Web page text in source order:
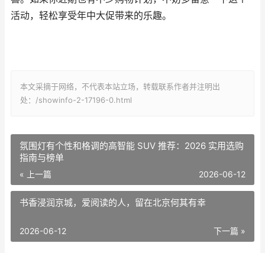
活动，轻松享受年中大促带来的乐趣。
本文采摘于网络，不代表本站立场，转载联系作者并注明出
处：/showinfo-2-17196-0.html
氛围灯有个性和格调的高智能 SUV 推荐：2026 实用选购
指南与榜单
« 上一篇 2026-06-12
书香浸润京城，爱阅读的人，留在北京何其有幸
下一篇 »
2026-06-12